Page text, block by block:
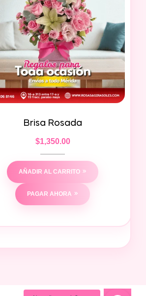
Brisa Rosada
$1,350.00
AÑADIR AL CARRITO
PAGAR AHORA